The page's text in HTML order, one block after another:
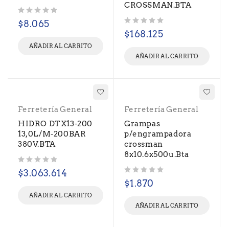
$8.065
AÑADIR AL CARRITO
CROSSMAN.BTA
$168.125
AÑADIR AL CARRITO
Ferretería General
HIDRO DTX13-200
13,0L/M-200BAR
380V.BTA
$3.063.614
AÑADIR AL CARRITO
Ferretería General
Grampas
p/engrampadora
crossman
8x10.6x500u.Bta
$1.870
AÑADIR AL CARRITO